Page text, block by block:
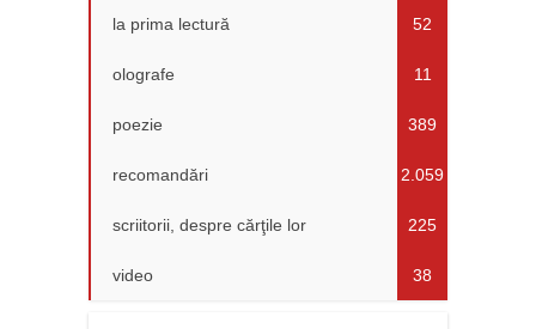
la prima lectură 52
olografe 11
poezie 389
recomandări 2.059
scriitorii, despre cărţile lor 225
video 38